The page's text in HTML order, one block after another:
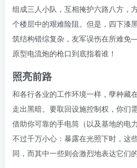
组成三人小队，互相掩护六路八方，
个楼层中的艰难险阻。但是，四下漆
筑结构错综复杂，友军误伤在所难
原型电流炮的枪口到底指着谁！
照亮前路
和各行各业的工作环境一样，孽种
走出黑暗。要取回设施控制权，你们
借助你可靠的手电筒（以及基地的电
不过千万小心：暴露在光照下时，这
同，而其中一些则会激烈地表达它们的